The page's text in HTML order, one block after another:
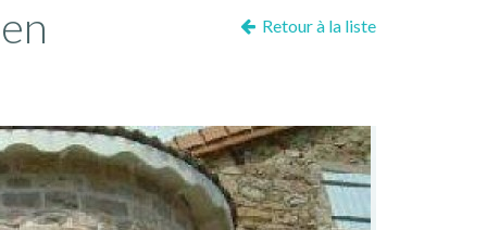
Retour à la liste